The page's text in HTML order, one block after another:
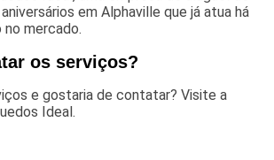
em Alphaville que já atua há
mercado.
os serviços?
e gostaria de contatar? Visite a
Ideal.